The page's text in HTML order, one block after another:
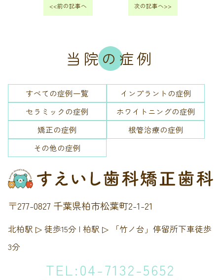
<<前の記事へ 次の記事へ>>
当院の症例
すべての症例一覧
インプラントの症例
セラミックの症例
ホワイトニングの症例
矯正の症例
根管治療の症例
その他の症例
〒277-0827 千葉県柏市松葉町2-1-21
北柏駅 ▷ 徒歩15分 | 柏駅 ▷ 「竹ノ台」停留所下車徒歩
3分
TEL:04-7132-5652